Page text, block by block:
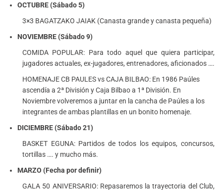
OCTUBRE (Sábado 5)
3×3 BAGATZAKO JAIAK (Canasta grande y canasta pequeña)
NOVIEMBRE (Sábado 9)
COMIDA POPULAR: Para todo aquel que quiera participar,
jugadores actuales, ex-jugadores, entrenadores, aficionados ….
HOMENAJE CB PAULES vs CAJA BILBAO: En 1986 Paúles
ascendía a 2ª División y Caja Bilbao a 1ª División. En
Noviembre volveremos a juntar en la cancha de Paúles a los
integrantes de ambas plantillas en un bonito homenaje.
DICIEMBRE (Sábado 21)
BASKET EGUNA: Partidos de todos los equipos, concursos,
tortillas …. y mucho más.
MARZO (Fecha por definir)
GALA 50 ANIVERSARIO: Repasaremos la trayectoria del Club,